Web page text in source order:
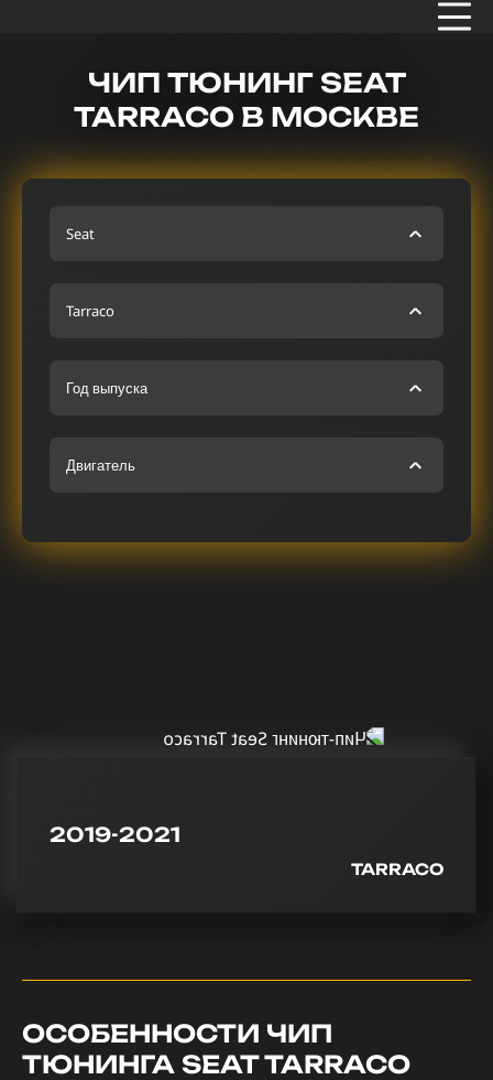
ЧИП ТЮНИНГ SEAT
TARRACO В МОСКВЕ
Seat
Tarraco
Год выпуска
Двигатель
2019-2021
TARRACO
ОСОБЕННОСТИ ЧИП
ТЮНИНГА SEAT TARRACO